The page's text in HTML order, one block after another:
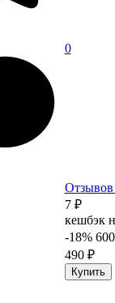
0
Отзывов
7 ₽
кешбэк
-18%
490 ₽
Купить